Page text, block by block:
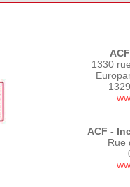
1330
ACF -
Rue